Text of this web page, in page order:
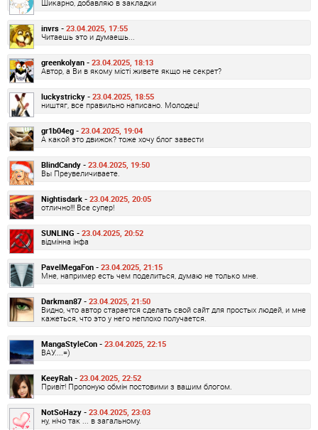
Шикарно, добавляю в закладки
invrs - 23.04.2025, 17:55
Читаешь это и думаешь...
greenkolyan - 23.04.2025, 18:13
Автор, а Ви в якому місті живете якщо не секрет?
luckystricky - 23.04.2025, 18:55
ништяг, все правильно написано. Молодец!
gr1b04eg - 23.04.2025, 19:04
А какой это движок? тоже хочу блог завести
BlindCandy - 23.04.2025, 19:50
Вы Преувеличиваете.
Nightisdark - 23.04.2025, 20:05
отлично!!! Все супер!
SUNLING - 23.04.2025, 20:52
відмінна інфа
PavelMegaFon - 23.04.2025, 21:15
Мне, например есть чем поделиться, думаю не только мне.
Darkman87 - 23.04.2025, 21:50
Видно, что автор старается сделать свой сайт для простых людей, и мне
кажеться, что это у него неплохо получается.
MangaStyleCon - 23.04.2025, 22:15
ВАУ....=)
KeeyRah - 23.04.2025, 22:52
Привіт! Пропоную обмін постовими з вашим блогом.
NotSoHazy - 23.04.2025, 23:03
ну, нічо так ... в загальному.